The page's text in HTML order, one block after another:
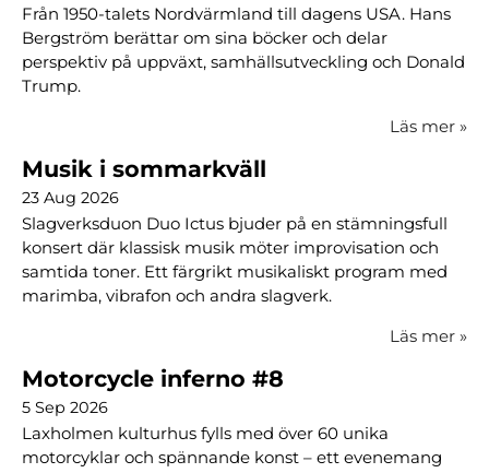
Från 1950-talets Nordvärmland till dagens USA. Hans
Bergström berättar om sina böcker och delar
perspektiv på uppväxt, samhällsutveckling och Donald
Trump.
Läs mer »
Musik i sommarkväll
23 Aug 2026
Slagverksduon Duo Ictus bjuder på en stämningsfull
konsert där klassisk musik möter improvisation och
samtida toner. Ett färgrikt musikaliskt program med
marimba, vibrafon och andra slagverk.
Läs mer »
Motorcycle inferno #8
5 Sep 2026
Laxholmen kulturhus fylls med över 60 unika
motorcyklar och spännande konst – ett evenemang